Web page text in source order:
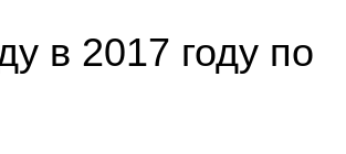
в 2017 году по